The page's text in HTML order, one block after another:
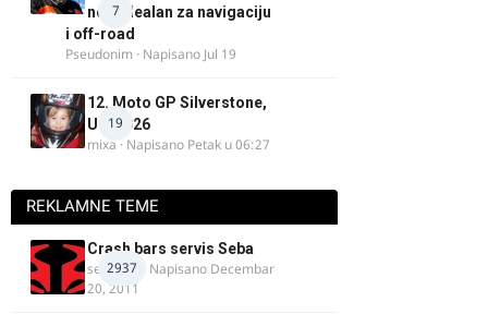
7
nov, idealan za navigaciju
i off-road
Pseudonim · Napisano Jul 19
19
12. Moto GP Silverstone,
UK, 2026
mixa · Napisano Petak u 06:27
REKLAMNE TEME
2937
Crash bars servis Seba
seba011 · Napisano Decembar
20, 2011